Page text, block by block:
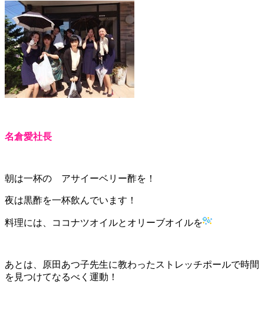
名倉愛社長
朝は一杯の アサイーベリー酢を！
夜は黒酢を一杯飲んでいます！
料理には、ココナツオイルとオリーブオイルを
あとは、原田あつ子先生に教わったストレッチポールで時間
を見つけてなるべく運動！